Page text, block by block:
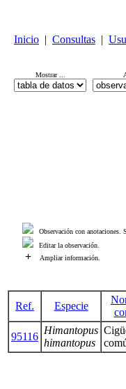
Inicio | Consultas |
Mostrar ...
Observación con anotaciones.
Editar la observación.
+ Ampliar información.
Ref. Especie
95116
Himantopus
himantopus